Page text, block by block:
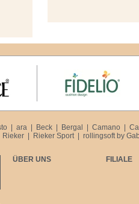
ara Beck Bergal Camano
Rieker Rieker Sport rollingsoft by
ÜBER UNS FILIALE